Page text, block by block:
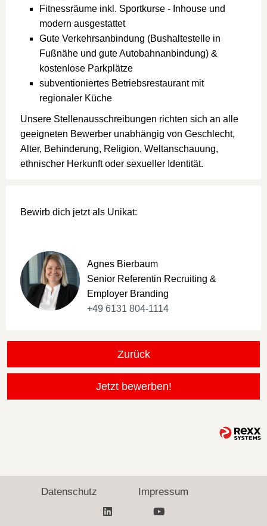
Fitnessräume inkl. Sportkurse - Inhouse und
modern ausgestattet
Gute Verkehrsanbindung (Bushaltestelle in
Fußnähe und gute Autobahnanbindung) &
kostenlose Parkplätze
subventioniertes Betriebsrestaurant mit
regionaler Küche
Unsere Stellenausschreibungen richten sich an alle
geeigneten Bewerber unabhängig von Geschlecht,
Alter, Behinderung, Religion, Weltanschauung,
ethnischer Herkunft oder sexueller Identität.
Bewirb dich jetzt als Unikat:
Agnes Bierbaum
Senior Referentin Recruiting &
Employer Branding
+49 6131 804-1114
Zurück
Jetzt bewerben!
Datenschutz Impressum